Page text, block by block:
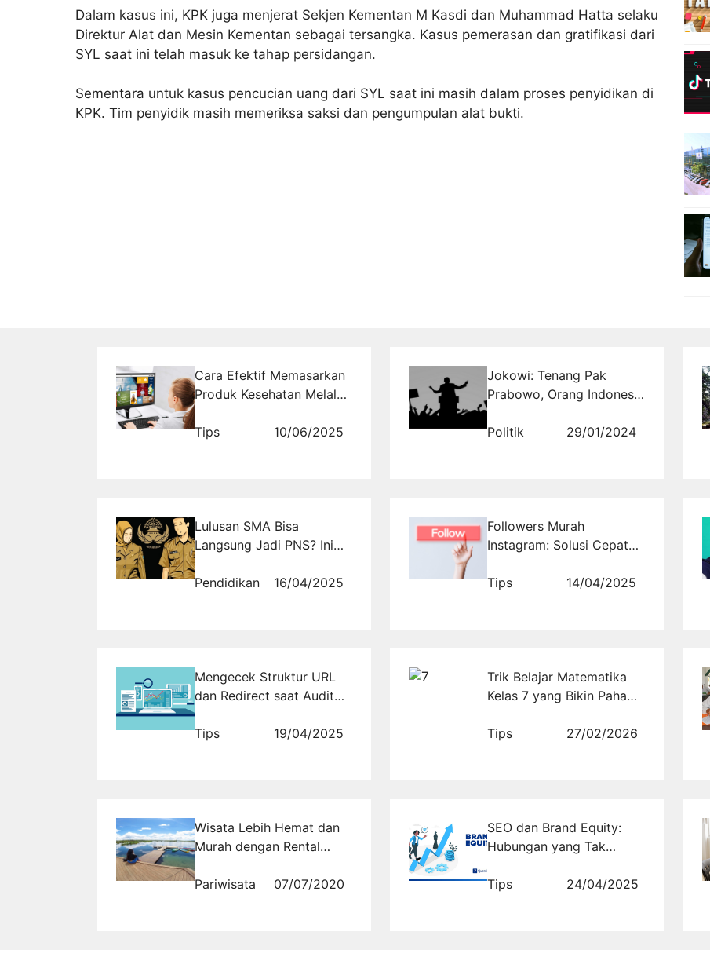
Dalam kasus ini, KPK juga menjerat Sekjen Kementan M Kasdi dan Muhammad Hatta selaku
Direktur Alat dan Mesin Kementan sebagai tersangka. Kasus pemerasan dan gratifikasi dari
SYL saat ini telah masuk ke tahap persidangan.
Sementara untuk kasus pencucian uang dari SYL saat ini masih dalam proses penyidikan di
KPK. Tim penyidik masih memeriksa saksi dan pengumpulan alat bukti.
Cara Efektif Memasarkan
Produk Kesehatan Melalui
Tips
10/06/2025
Jokowi: Tenang Pak
Prabowo, Orang Indonesia
Sudah Atur!
Politik 29/01/2024
Lulusan SMA Bisa
Langsung Jadi PNS? Ini
Pendidikan
16/04/2025
Followers Murah
Instagram: Solusi Cepat
Tips
14/04/2025
Mengecek Struktur URL
dan Redirect saat Audit
Tips
19/04/2025
Trik Belajar Matematika
Kelas 7 yang Bikin Paham
Tips
27/02/2026
Wisata Lebih Hemat dan
Murah dengan Rental
Pariwisata
07/07/2020
SEO dan Brand Equity:
Hubungan yang Tak
Tips
24/04/2025